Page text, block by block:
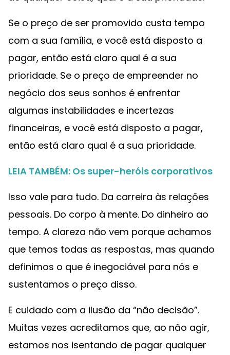
Se o preço de ser promovido custa tempo
com a sua família, e você está disposto a
pagar, então está claro qual é a sua
prioridade. Se o preço de empreender no
negócio dos seus sonhos é enfrentar
algumas instabilidades e incertezas
financeiras, e você está disposto a pagar,
então está claro qual é a sua prioridade.
LEIA TAMBÉM: Os super-heróis corporativos
Isso vale para tudo. Da carreira às relações
pessoais. Do corpo à mente. Do dinheiro ao
tempo. A clareza não vem porque achamos
que temos todas as respostas, mas quando
definimos o que é inegociável para nós e
sustentamos o preço disso.
E cuidado com a ilusão da “não decisão”.
Muitas vezes acreditamos que, ao não agir,
estamos nos isentando de pagar qualquer